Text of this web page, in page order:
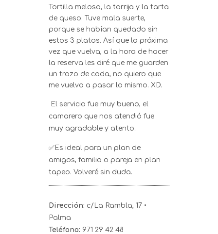
Tortilla melosa, la torrija y la tarta
de queso. Tuve mala suerte,
porque se habían quedado sin
estos 3 platos. Así que la próxima
vez que vuelva, a la hora de hacer
la reserva les diré que me guarden
un trozo de cada, no quiero que
me vuelva a pasar lo mismo. XD.
El servicio fue muy bueno, el
camarero que nos atendió fue
muy agradable y atento.
✅Es ideal para un plan de
amigos, familia o pareja en plan
tapeo. Volveré sin duda.
Dirección: c/La Rambla, 17 •
Palma
Teléfono: 971 29 42 48